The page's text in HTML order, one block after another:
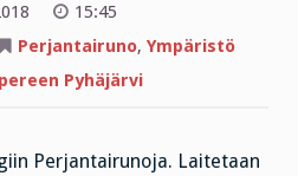
15:45
Perjantairuno, Ympäristö
Pyhäjärvi
Perjantairunoja. Laitetaan